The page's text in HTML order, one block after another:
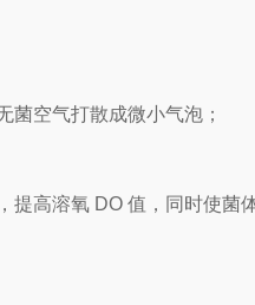
空气打散成微小气泡；
高溶氧 DO 值，同时使菌